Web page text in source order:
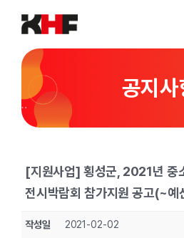
content
공지사
[지원사업] 횡성군, 2021년 중
전시박람회 참가지원 공고(~예
작성일 2021-02-02